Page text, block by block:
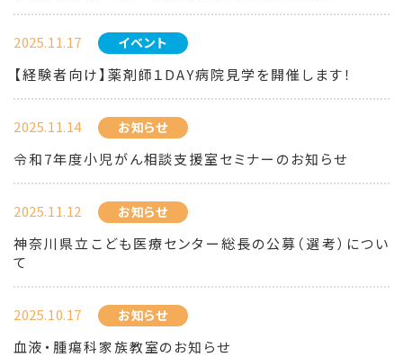
2025.11.17 イベント
【経験者向け】薬剤師１DAY病院見学を開催します！
2025.11.14 お知らせ
令和7年度小児がん相談支援室セミナーのお知らせ
2025.11.12 お知らせ
神奈川県立こども医療センター総長の公募（選考）につい
て
2025.10.17 お知らせ
血液・腫瘍科家族教室のお知らせ